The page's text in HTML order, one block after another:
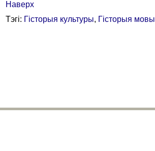
Наверх
Тэгі: Гісторыя культуры, Гісторыя мовы